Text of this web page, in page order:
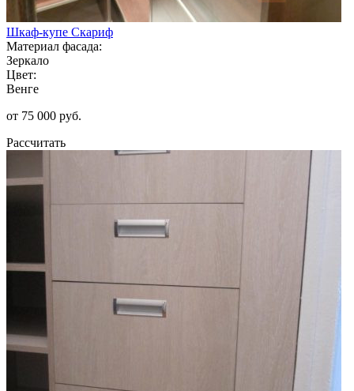
Шкаф-купе Скариф
Материал фасада:
Зеркало
Цвет:
Венге
от 75 000 руб.
Рассчитать